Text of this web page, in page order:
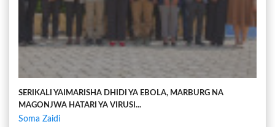
SERIKALI YAIMARISHA DHIDI YA EBOLA, MARBURG NA
MAGONJWA HATARI YA VIRUSI...
Soma Zaidi